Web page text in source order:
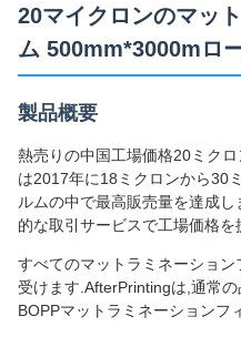
20マイクロンのマッ
ム 500mm*3000mロ
製品概要
熱売りの中国工場価格20ミク
は2017年に18ミクロンから30
ルムの中で最高販売量を達成
的な取引サービスで工場価格を
すべてのマットラミネーショ
受けます.AfterPrintingは,通常
BOPPマットラミネーションフ